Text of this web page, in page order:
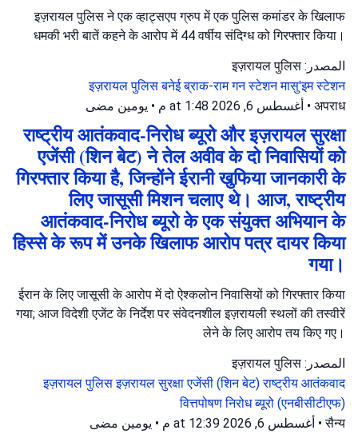
इज़रायल पुलिस ने एक व्हाट्सएप ग्रुप में एक पुलिस कमांडर के खिलाफ
धमकी भरी बातें कहने के आरोप में 44 वर्षीय संदिग्ध को गिरफ्तार किया।
المصدر: इज़रायल पुलिस
इज़रायल पुलिसबनेई ब्राक-राम गन स्टेशनमासु'इम स्टेशन
अपराध
• أغسطس 6, 2026 at 1:48 م • يومين مضى
राष्ट्रीय आतंकवाद-निरोध ब्यूरो और इज़रायल सुरक्षा
एजेंसी (शिन बेट) ने तेल अवीव के दो निवासियों को
गिरफ्तार किया है, जिन्होंने ईरानी खुफिया जानकारी के
लिए जासूसी मिशन चलाए थे। आज, राष्ट्रीय
आतंकवाद-निरोध ब्यूरो के एक संयुक्त अभियान के
हिस्से के रूप में उनके खिलाफ आरोप पत्र दायर किया
गया।
ईरान के लिए जासूसी के आरोप में दो ऐश्कलोन निवासियों को गिरफ्तार किया
गया; आज विदेशी एजेंट के निर्देश पर संवेदनशील इज़रायली स्थलों की तस्वीरें
लेने के लिए आरोप तय किए गए।
المصدر: इज़रायल पुलिस
इज़रायल पुलिसइज़रायल सुरक्षा एजेंसी (शिन बेट)राष्ट्रीय आतंकवाद
वित्तपोषण निरोध ब्यूरो (एनबीसीटीएफ)
सैन्य
• أغسطس 6, 2026 at 12:39 م • يومين مضى